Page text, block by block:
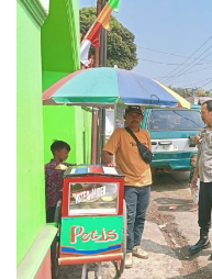
Keamanan
Kejahatan
Cybers Event
UMKM & Ekonomi
Pekerja Migran